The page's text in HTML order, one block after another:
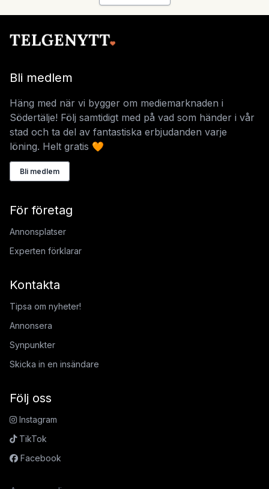
Bli medlem
Häng med när vi bygger om mediemarknaden i
Södertälje! Följ samtidigt med på vad som händer i vår
stad och ta del av fantastiska erbjudanden varje
löning. Helt gratis 🧡
Bli medlem
För företag
Annonsplatser
Experten förklarar
Kontakta
Tipsa om nyheter!
Annonsera
Synpunkter
Skicka in en insändare
Följ oss
Instagram
TikTok
Facebook